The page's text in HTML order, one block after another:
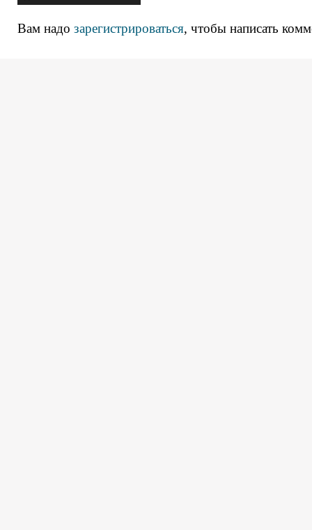
Вам надо зарегистрироваться, чтобы написать